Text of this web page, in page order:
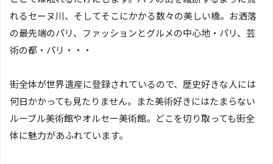
れるセーヌ川、そしてそこにかかる数々の美しい橋。お洒落
の最先端のパリ、ファッションとグルメの中心地・パリ、芸
術の都・パリ・・・
街全体が世界遺産に登録されているので、歴史好きな人には
何日かかっても見たりません。また美術好きにはたまらない
ルーブル美術館やオルセー美術館。どこを切り取っても街全
体に魅力があふれています。